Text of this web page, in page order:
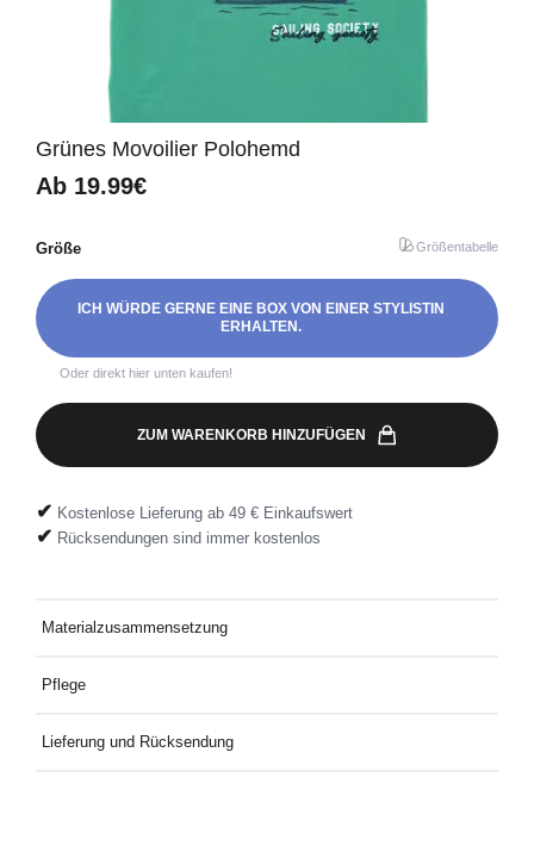
Grünes Movoilier Polohemd
Ab 19.99€
Größe Größentabelle
ICH WÜRDE GERNE EINE BOX VON EINER STYLISTIN
ERHALTEN.
Oder direkt hier unten kaufen!
ZUM WARENKORB HINZUFÜGEN
✔ Kostenlose Lieferung ab 49 € Einkaufswert
✔ Rücksendungen sind immer kostenlos
Materialzusammensetzung
Pflege
Lieferung und Rücksendung